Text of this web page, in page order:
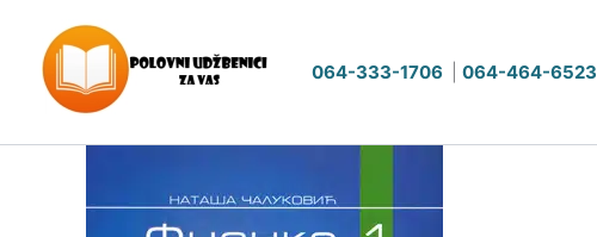
sadržaj
064-333-1706 064-464-6523